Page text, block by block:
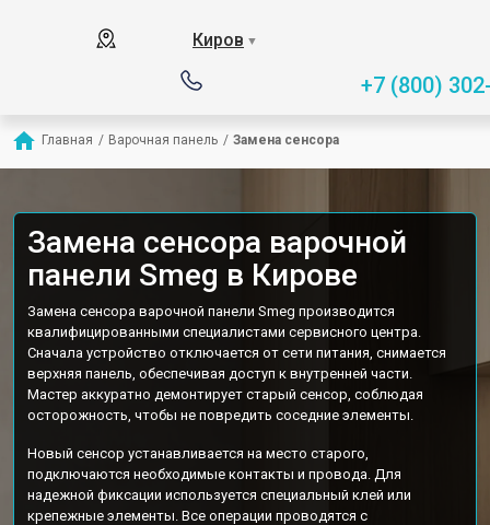
Киров ▼
+7 (800)
Главная / Варочная панель / Замена сенсора
Замена сенсора варочной
панели Smeg в Кирове
Замена сенсора варочной панели Smeg производится
квалифицированными специалистами сервисного центра.
Сначала устройство отключается от сети питания, снимается
верхняя панель, обеспечивая доступ к внутренней части.
Мастер аккуратно демонтирует старый сенсор, соблюдая
осторожность, чтобы не повредить соседние элементы.
Новый сенсор устанавливается на место старого,
подключаются необходимые контакты и провода. Для
надежной фиксации используется специальный клей или
крепежные элементы. Все операции проводятся с